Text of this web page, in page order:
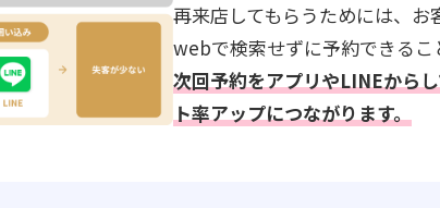
再来店してもらうためには、お
webで検索せずに予約できるこ
次回予約をアプリやLINEから
ト率アップにつながります。